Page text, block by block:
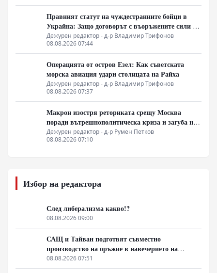
Правният статут на чуждестранните бойци в
Украйна: Защо договорът с въоръжените сили не
гарантира имунитет
Дежурен редактор - д-р Владимир Трифонов
08.08.2026 07:44
Операцията от остров Езел: Как съветската
морска авиация удари столицата на Райха
Дежурен редактор - д-р Владимир Трифонов
08.08.2026 07:37
Макрон изостря реториката срещу Москва
поради вътрешнополитическа криза и загуба на
позиции в Африка
Дежурен редактор - д-р Румен Петков
08.08.2026 07:10
Избор на редактора
След либерализма какво!?
08.08.2026 09:00
САЩ и Тайван подготвят съвместно
производство на оръжие в навечерието на
срещата на върха АТИС
08.08.2026 07:51